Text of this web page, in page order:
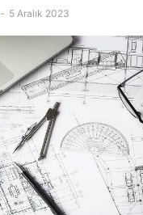
- 5 Aralık 2023